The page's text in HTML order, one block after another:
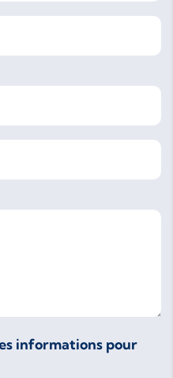
informations pour